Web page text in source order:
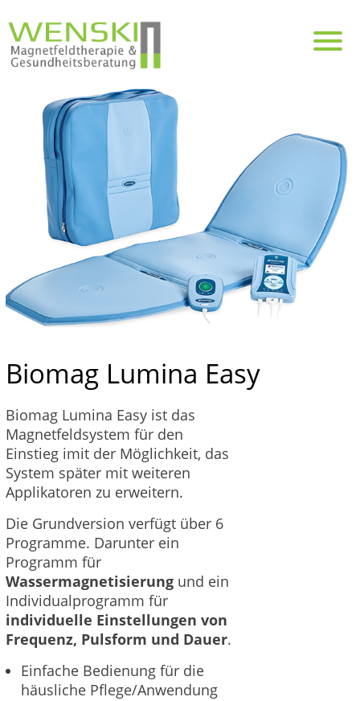
Biomag Lumina Easy
Biomag Lumina Easy ist das
Magnetfeldsystem für den
Einstieg imit der Möglichkeit, das
System später mit weiteren
Applikatoren zu erweitern.
Die Grundversion verfügt über 6
Programme. Darunter ein
Programm für
Wassermagnetisierungund ein
Individualprogramm für
individuelle Einstellungen von
Frequenz, Pulsform und Dauer.
Einfache Bedienung für die
häusliche Pflege/Anwendung